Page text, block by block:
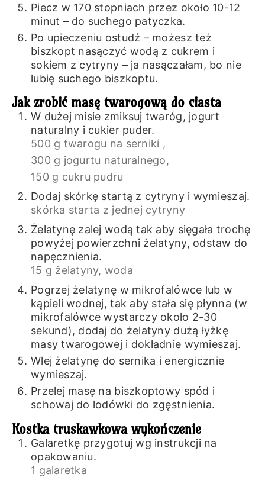
Piecz w 170 stopniach przez około 10-12
minut – do suchego patyczka.
Po upieczeniu ostudź – możesz też
biszkopt nasączyć wodą z cukrem i
sokiem z cytryny – ja nasączałam, bo nie
lubię suchego biszkoptu.
Jak zrobić masę twarogową do ciasta
W dużej misie zmiksuj twaróg, jogurt
naturalny i cukier puder.
500 g twarogu na serniki ,
300 g jogurtu naturalnego,
150 g cukru pudru
Dodaj skórkę startą z cytryny i wymieszaj.
skórka starta z jednej cytryny
Żelatynę zalej wodą tak aby sięgała trochę
powyżej powierzchni żelatyny, odstaw do
napęcznienia.
15 g żelatyny, woda
Pogrzej żelatynę w mikrofalówce lub w
kąpieli wodnej, tak aby stała się płynna (w
mikrofalówce wystarczy około 2-30
sekund), dodaj do żelatyny dużą łyżkę
masy twarogowej i dokładnie wymieszaj.
Wlej żelatynę do sernika i energicznie
wymieszaj.
Przelej masę na biszkoptowy spód i
schowaj do lodówki do zgęstnienia.
Kostka truskawkowa wykończenie
Galaretkę przygotuj wg instrukcji na
opakowaniu.
1 galaretka